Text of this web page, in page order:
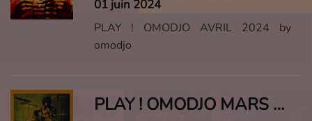
01 juin 2024
PLAY ! OMODJO AVRIL 2024 by
omodjo
PLAY ! OMODJO MARS 2024